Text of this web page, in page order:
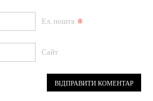
Ел. пошта *
Сайт